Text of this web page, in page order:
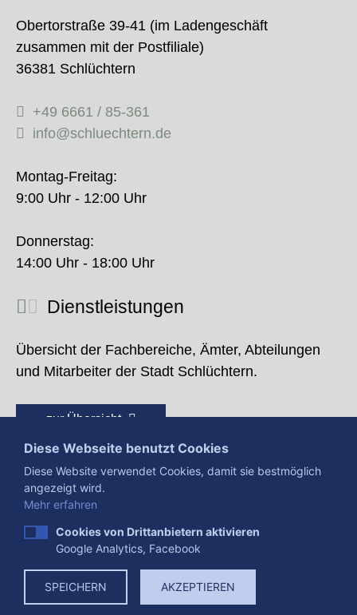
Obertorstraße 39-41 (im Ladengeschäft
zusammen mit der Postfiliale)
36381 Schlüchtern
+49 6661 / 85-361
info@schluechtern.de
Montag-Freitag:
9:00 Uhr - 12:00 Uhr
Donnerstag:
14:00 Uhr - 18:00 Uhr
Dienstleistungen
Übersicht der Fachbereiche, Ämter, Abteilungen
und Mitarbeiter der Stadt Schlüchtern.
zur Übersicht
Presse Impressum
Datenschutzerklärung
Datenverarbeitung
Cookies
Diese Webseite benutzt Cookies
Diese Website verwendet Cookies, damit sie bestmöglich
angezeigt wird.
Mehr erfahren
Cookies von Drittanbietern aktivieren
Google Analytics, Facebook
SPEICHERN AKZEPTIEREN